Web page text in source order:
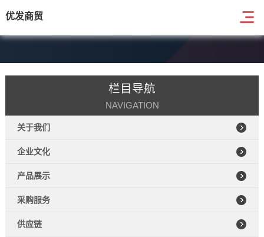
优发商贸
栏目导航
NAVIGATION
关于我们
企业文化
产品展示
采购服务
供应链